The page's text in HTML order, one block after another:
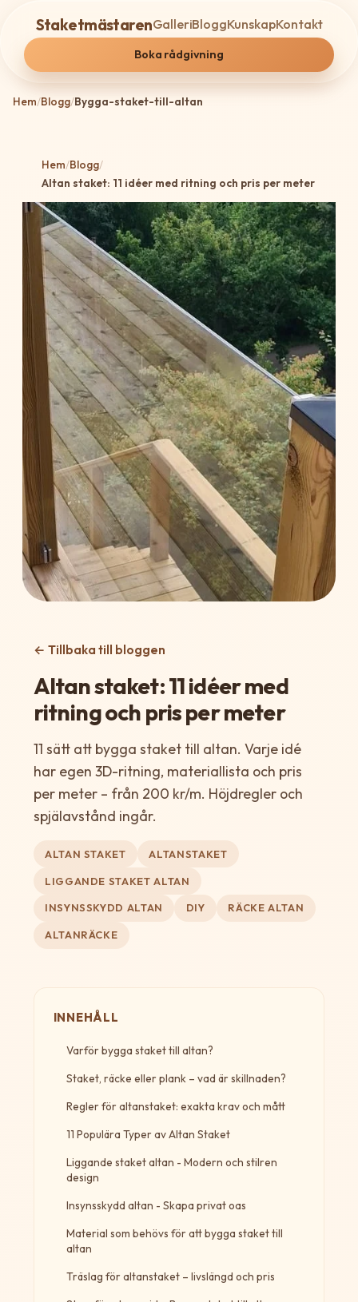
StaketmästarenGalleriBloggKunskapKontakt
Boka rådgivning
Hem/Blogg/Bygga-staket-till-altan
Hem/Blogg/
Altan staket: 11 idéer med ritning och pris per meter
← Tillbaka till bloggen
Altan staket: 11 idéer med
ritning och pris per meter
11 sätt att bygga staket till altan. Varje idé
har egen 3D-ritning, materiallista och pris
per meter – från 200 kr/m. Höjdregler och
spjälavstånd ingår.
ALTAN STAKET ALTANSTAKET
LIGGANDE STAKET ALTAN
INSYNSSKYDD ALTAN DIY RÄCKE ALTAN
ALTANRÄCKE
INNEHÅLL
Varför bygga staket till altan?
Staket, räcke eller plank – vad är skillnaden?
Regler för altanstaket: exakta krav och mått
11 Populära Typer av Altan Staket
Liggande staket altan - Modern och stilren
design
Insynsskydd altan - Skapa privat oas
Material som behövs för att bygga staket till
altan
Träslag för altanstaket – livslängd och pris